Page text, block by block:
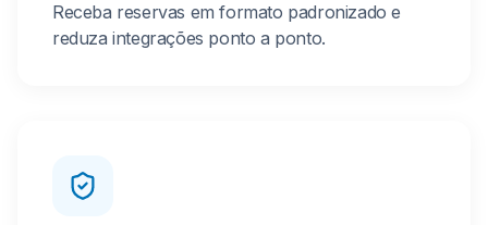
Receba reservas em formato padronizado e
reduza integrações ponto a ponto.